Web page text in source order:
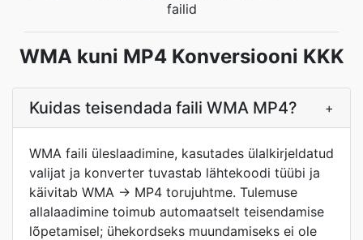
failid
WMA kuni MP4 Konversiooni KKK
Kuidas teisendada faili WMA MP4? +
WMA faili üleslaadimine, kasutades ülalkirjeldatud
valijat ja konverter tuvastab lähtekoodi tüübi ja
käivitab WMA → MP4 torujuhtme. Tulemuse
allalaadimine toimub automaatselt teisendamise
lõpetamisel; ühekordseks muundamiseks ei ole